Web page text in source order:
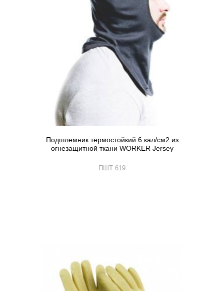
Подшлемник термостойкий 6 кал/см2 из
огнезащитной ткани WORKER Jersey
ПШТ 619